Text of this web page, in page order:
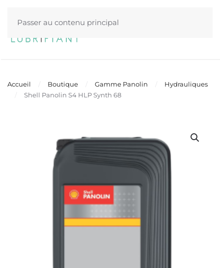
Passer au contenu principal
Accueil Boutique Gamme Panolin
Hydrauliques
Shell Panolin S4 HLP Synth 68